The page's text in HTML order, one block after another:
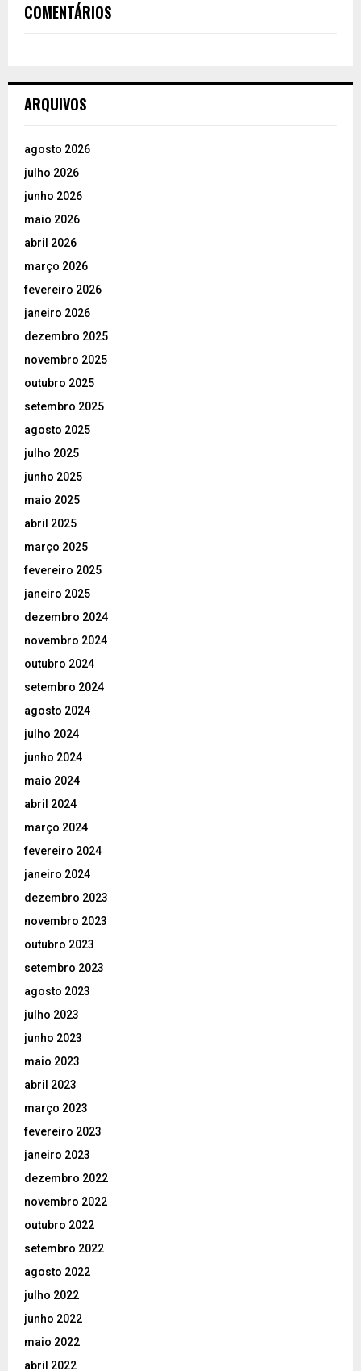
COMENTÁRIOS
ARQUIVOS
agosto 2026
julho 2026
junho 2026
maio 2026
abril 2026
março 2026
fevereiro 2026
janeiro 2026
dezembro 2025
novembro 2025
outubro 2025
setembro 2025
agosto 2025
julho 2025
junho 2025
maio 2025
abril 2025
março 2025
fevereiro 2025
janeiro 2025
dezembro 2024
novembro 2024
outubro 2024
setembro 2024
agosto 2024
julho 2024
junho 2024
maio 2024
abril 2024
março 2024
fevereiro 2024
janeiro 2024
dezembro 2023
novembro 2023
outubro 2023
setembro 2023
agosto 2023
julho 2023
junho 2023
maio 2023
abril 2023
março 2023
fevereiro 2023
janeiro 2023
dezembro 2022
novembro 2022
outubro 2022
setembro 2022
agosto 2022
julho 2022
junho 2022
maio 2022
abril 2022